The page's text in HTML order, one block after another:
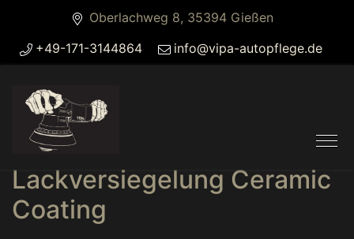
Oberlachweg 8, 35394 Gießen
+49-171-3144864
info@vipa-autopflege.de
Lackversiegelung Ceramic
Coating